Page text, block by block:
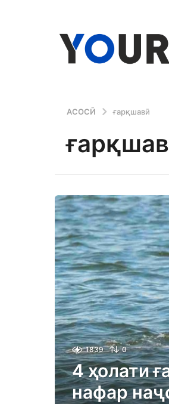
АСОСӢ ғарқшавӣ
1839 0
4 ҳолати
нафар